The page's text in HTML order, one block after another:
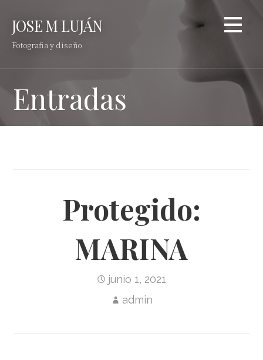
contenido
JOSE M LUJÁN
Fotografia y diseño
Entradas
Protegido:
MARINA
junio 1, 2021
admin